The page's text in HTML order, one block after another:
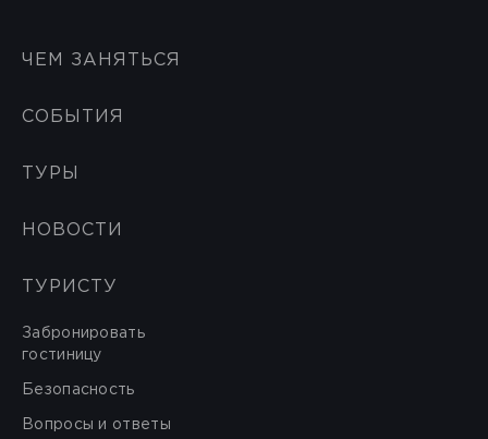
ЧЕМ ЗАНЯТЬСЯ
СОБЫТИЯ
ТУРЫ
НОВОСТИ
ТУРИСТУ
Забронировать
гостиницу
Безопасность
Вопросы и ответы